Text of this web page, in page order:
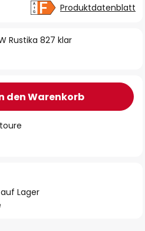
Rustika 827 klar
Produktdatenblatt
den Warenkorb
Lager